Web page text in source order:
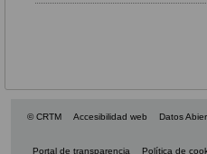
© CRTM Accesibilidad web Datos
Portal de transparencia Política de